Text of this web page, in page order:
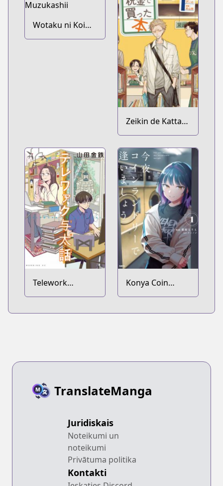
Wotaku ni Koi
wa Muzukashii
Zeikin de Katta
Hon
Telework
Yotabanashi
Konya Coin
Laundry de
TranslateManga
Juridiskais
Noteikumi un
noteikumi
Privātuma politika
Kontakti